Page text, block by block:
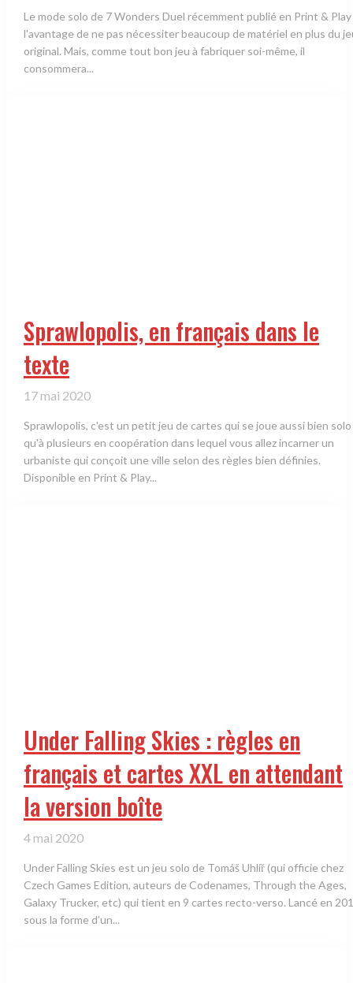
Le mode solo de 7 Wonders Duel récemment publié en Print & Play
l'avantage de ne pas nécessiter beaucoup de matériel en plus du
original. Mais, comme tout bon jeu à fabriquer soi-même, il
consommera...
Sprawlopolis, en français dans le
texte
17 mai 2020
Sprawlopolis, c'est un petit jeu de cartes qui se joue aussi bien solo
qu'à plusieurs en coopération dans lequel vous allez incarner un
urbaniste qui conçoit une ville selon des règles bien définies.
Disponible en Print & Play...
Under Falling Skies : règles en
français et cartes XXL en attendant
la version boîte
4 mai 2020
Under Falling Skies est un jeu solo de Tomáš Uhlíř (qui officie chez
Czech Games Edition, auteurs de Codenames, Through the Ages,
Galaxy Trucker, etc) qui tient en 9 cartes recto-verso. Lancé en 2019
sous la forme d’un...